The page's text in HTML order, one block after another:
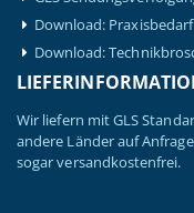
Download:
Download:
Wir liefern mit GLS
andere Länder auf
sogar versandkostenfrei.